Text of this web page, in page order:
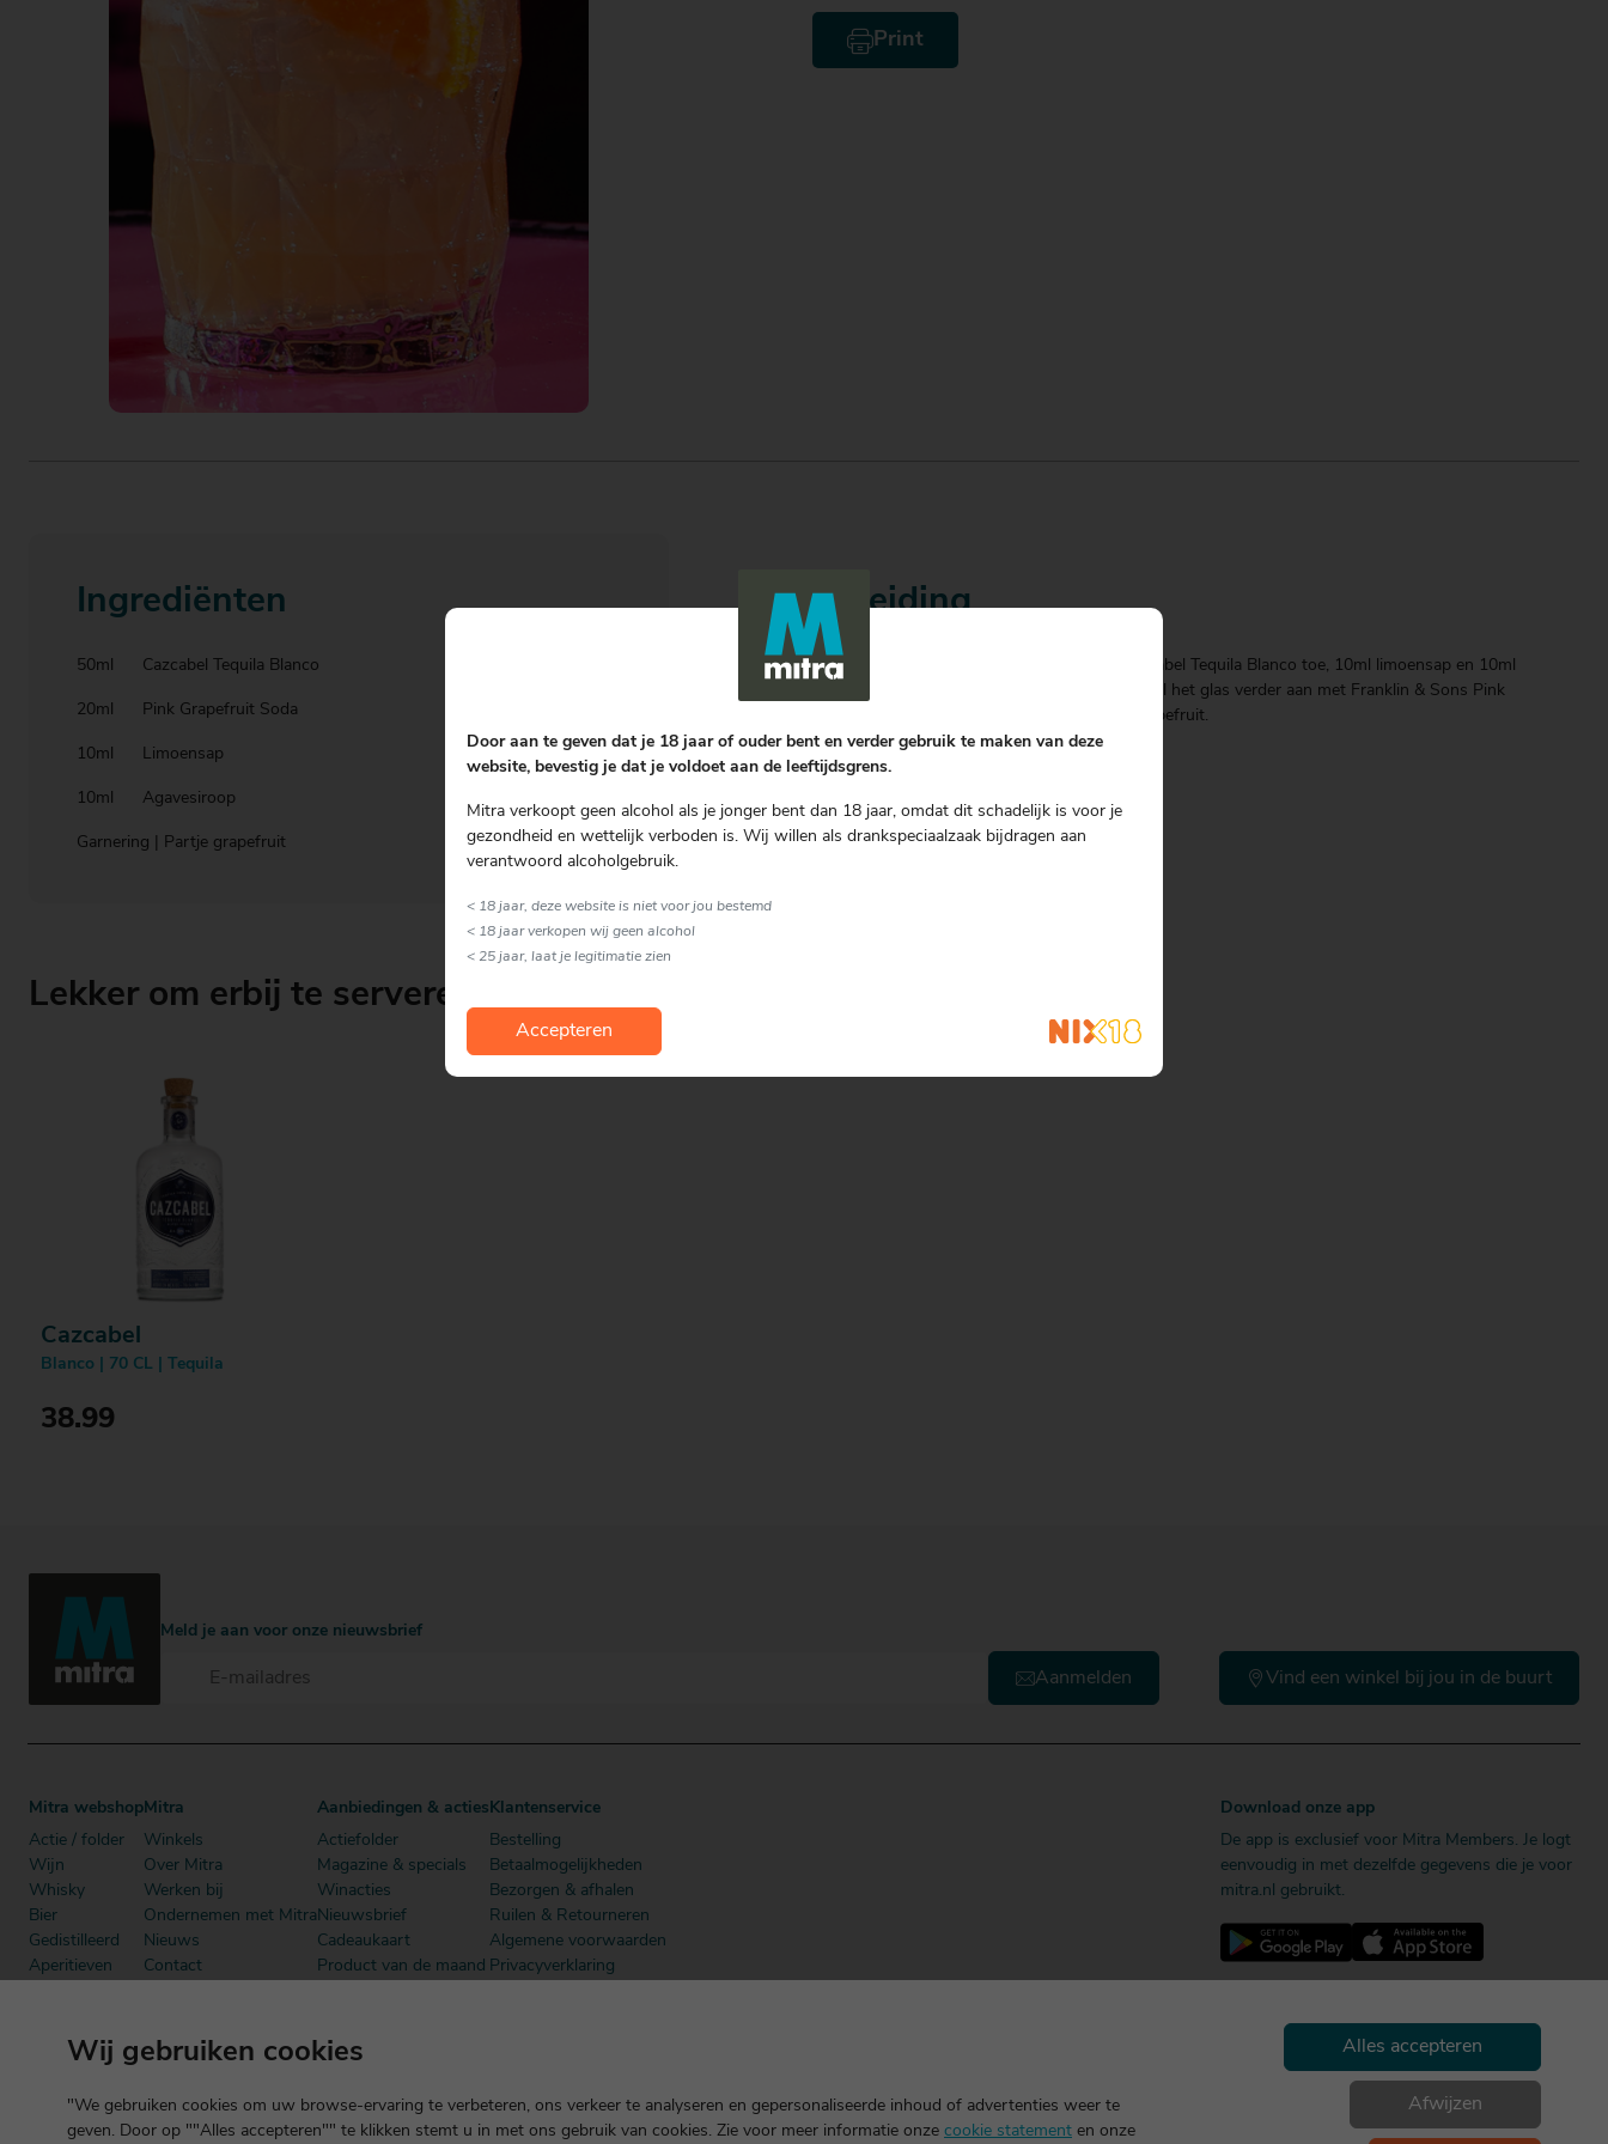
Print
Ingrediënten
50ml Cazcabel Tequila Blanco
20ml Pink Grapefruit Soda
10ml Limoensap
10ml Agavesiroop
Garnering | Partje grapefruit
Bereiding
Vul een longdrinkglas met ijs. Voeg 50ml Cazcabel Tequila Blanco toe, 10ml limoensap en 10ml
agavesiroop en roer voorzichtig door elkaar. Vul het glas verder aan met Franklin & Sons Pink
Grapefruit Soda en garneer met een partje grapefruit.
Garnering
Soort glas
Lekker om erbij te serveren
Cazcabel
Blanco | 70 CL | Tequila
38.99
Meld je aan voor onze nieuwsbrief
Aanmelden Vind een winkel bij jou in de buurt
Mitra webshop
Actie / folder
Wijn
Whisky
Bier
Gedistilleerd
Aperitieven
Boeken
Mitra
Winkels
Over Mitra
Werken bij
Ondernemen met Mitra
Nieuws
Contact
Aanbiedingen & acties
Actiefolder
Magazine & specials
Winacties
Nieuwsbrief
Cadeaukaart
Product van de maand
Klantenservice
Bestelling
Betaalmogelijkheden
Bezorgen & afhalen
Ruilen & Retourneren
Algemene voorwaarden
Privacyverklaring
Download onze app
De app is exclusief voor Mitra Members. Je logt
eenvoudig in met dezelfde gegevens die je voor
mitra.nl gebruikt.
Wij gebruiken cookies
"We gebruiken cookies om uw browse-ervaring te verbeteren, ons verkeer te analyseren en gepersonaliseerde inhoud of advertenties weer te
geven. Door op ""Alles accepteren"" te klikken stemt u in met ons gebruik van cookies. Zie voor meer informatie onze cookie statement en onze
Alles accepteren
Afwijzen
Door aan te geven dat je 18 jaar of ouder bent en verder gebruik te maken van deze
website, bevestig je dat je voldoet aan de leeftijdsgrens.
Mitra verkoopt geen alcohol als je jonger bent dan 18 jaar, omdat dit schadelijk is voor je
gezondheid en wettelijk verboden is. Wij willen als drankspeciaalzaak bijdragen aan
verantwoord alcoholgebruik.
< 18 jaar, deze website is niet voor jou bestemd
< 18 jaar verkopen wij geen alcohol
< 25 jaar, laat je legitimatie zien
Accepteren